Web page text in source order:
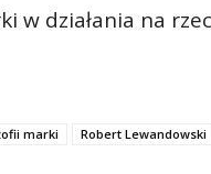
w działania na
marki Robert Lewandowski